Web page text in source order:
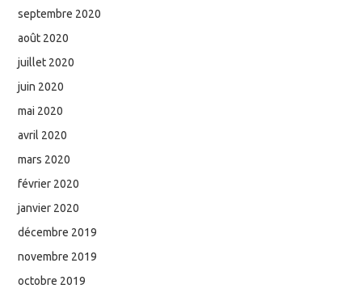
septembre 2020
août 2020
juillet 2020
juin 2020
mai 2020
avril 2020
mars 2020
février 2020
janvier 2020
décembre 2019
novembre 2019
octobre 2019